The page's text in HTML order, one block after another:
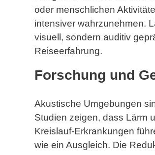
oder menschlichen
intensiver wahrzunehmen.
visuell, sondern auditiv
Reiseerfahrung.
Forschung und
Akustische Umgebungen
Studien zeigen, dass Lärm
Kreislauf-Erkrankungen
wie ein Ausgleich. Die